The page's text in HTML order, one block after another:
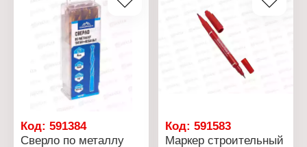
цилиндрический
хвостовик
Угол заточки: 118
Код: 591384
Сверло по металлу
Код:591583
Маркер строительный